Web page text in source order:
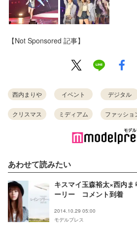
【Not Sponsored 記事】
西内まりや イベント デジタル
クリスマス ミディアム ファッショ
あわせて読みたい
キスマイ玉森裕太×西内
ーリー コメント到着
2014.10.29 05:00
モデルプレス